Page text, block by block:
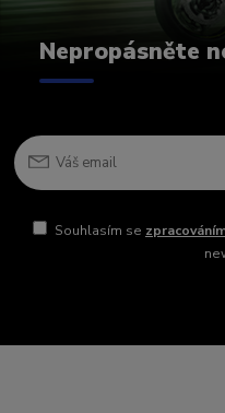
Nepropásněte
Souhlasím se